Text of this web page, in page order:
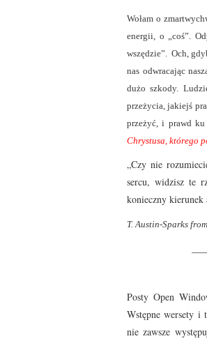
Wołam o
energii, o „coś”.
wszędzie”. Och,
nas odwracając
dużo szkody.
przeżycia, jakiejś
przeżyć, i prawd
Chrystusa, którego
„Czy nie
sercu, widzisz te
konieczny kierunek
T. Austin-Sparks
Posty Open
Wstępne wersety i
nie zawsze